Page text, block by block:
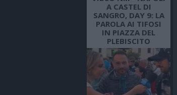
A CASTEL DI
SANGRO, DAY 9: LA
PAROLA AI TIFOSI
IN PIAZZA DEL
PLEBISCITO